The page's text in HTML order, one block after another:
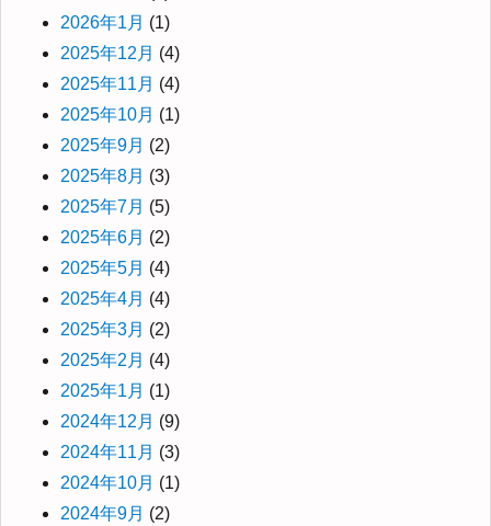
2026年1月 (1)
2025年12月 (4)
2025年11月 (4)
2025年10月 (1)
2025年9月 (2)
2025年8月 (3)
2025年7月 (5)
2025年6月 (2)
2025年5月 (4)
2025年4月 (4)
2025年3月 (2)
2025年2月 (4)
2025年1月 (1)
2024年12月 (9)
2024年11月 (3)
2024年10月 (1)
2024年9月 (2)